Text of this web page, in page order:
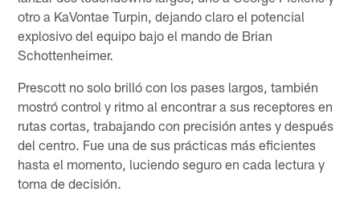
otro a KaVontae Turpin, dejando claro el potencial
explosivo del equipo bajo el mando de Brian
Schottenheimer.
Prescott no solo brilló con los pases largos, también
mostró control y ritmo al encontrar a sus receptores en
rutas cortas, trabajando con precisión antes y después
del centro. Fue una de sus prácticas más eficientes
hasta el momento, luciendo seguro en cada lectura y
toma de decisión.